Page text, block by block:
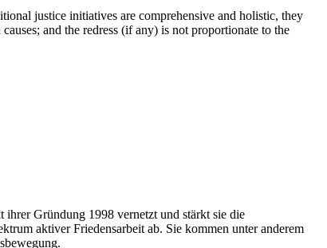
justice initiatives are comprehensive and holistic, they
and the redress (if any) is not proportionate to the
Gründung 1998 vernetzt und stärkt sie die
aktiver Friedensarbeit ab. Sie kommen unter anderem